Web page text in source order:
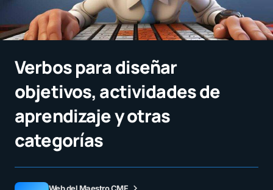
Verbos para diseñar
objetivos, actividades de
aprendizaje y otras
categorías